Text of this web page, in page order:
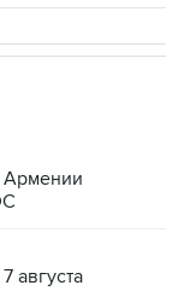
Армении
августа